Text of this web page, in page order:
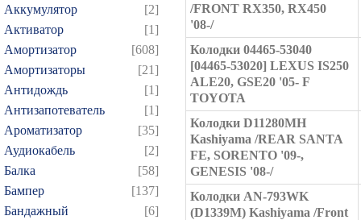
Аккумулятор
[2]
Активатор
[1]
Амортизатор
[608]
Амортизаторы
[21]
Антидождь
[1]
Антизапотеватель
[1]
Ароматизатор
[35]
Аудиокабель
[2]
Балка
[58]
Бампер
[137]
Бандажный
[6]
/FRONT RX350, RX450
'08-/
Колодки 04465-53040
[04465-53020] LEXUS IS250
ALE20, GSE20 '05- F
TOYOTA
Колодки D11280MH
Kashiyama /REAR SANTA
FE, SORENTO '09-,
GENESIS '08-/
Колодки AN-793WK
(D1339M) Kashiyama /Front